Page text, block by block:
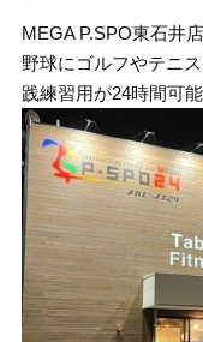
MEGA P.SPO東石井
野球にゴルフやテニ
践練習用が24時間可能